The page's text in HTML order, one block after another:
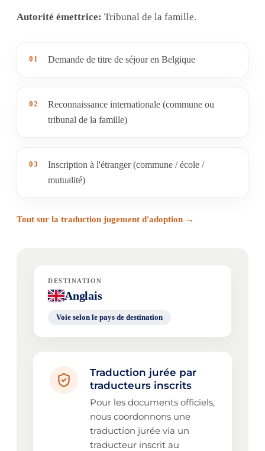
Autorité émettrice: Tribunal de la famille.
01 Demande de titre de séjour en Belgique
02
Reconnaissance internationale (commune ou
tribunal de la famille)
03
Inscription à l'étranger (commune / école /
mutualité)
Tout sur la traduction jugement d'adoption →
DESTINATION
Anglais
Voie selon le pays de destination
Traduction jurée par
traducteurs inscrits
Pour les documents officiels,
nous coordonnons une
traduction jurée via un
traducteur inscrit au